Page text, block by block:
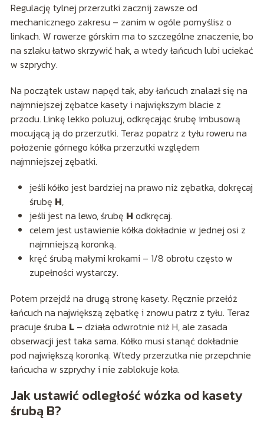
Regulację tylnej przerzutki zacznij zawsze od
mechanicznego zakresu – zanim w ogóle pomyślisz o
linkach. W rowerze górskim ma to szczególne znaczenie, bo
na szlaku łatwo skrzywić hak, a wtedy łańcuch lubi uciekać
w szprychy.
Na początek ustaw napęd tak, aby łańcuch znalazł się na
najmniejszej zębatce kasety i największym blacie z
przodu. Linkę lekko poluzuj, odkręcając śrubę imbusową
mocującą ją do przerzutki. Teraz popatrz z tyłu roweru na
położenie górnego kółka przerzutki względem
najmniejszej zębatki.
jeśli kółko jest bardziej na prawo niż zębatka, dokręcaj
śrubę H,
jeśli jest na lewo, śrubę H odkręcaj.
celem jest ustawienie kółka dokładnie w jednej osi z
najmniejszą koronką.
kręć śrubą małymi krokami – 1/8 obrotu często w
zupełności wystarczy.
Potem przejdź na drugą stronę kasety. Ręcznie przełóż
łańcuch na największą zębatkę i znowu patrz z tyłu. Teraz
pracuje śruba L– działa odwrotnie niż H, ale zasada
obserwacji jest taka sama. Kółko musi stanąć dokładnie
pod największą koronką. Wtedy przerzutka nie przepchnie
łańcucha w szprychy i nie zablokuje koła.
Jak ustawić odległość wózka od kasety
śrubą B?